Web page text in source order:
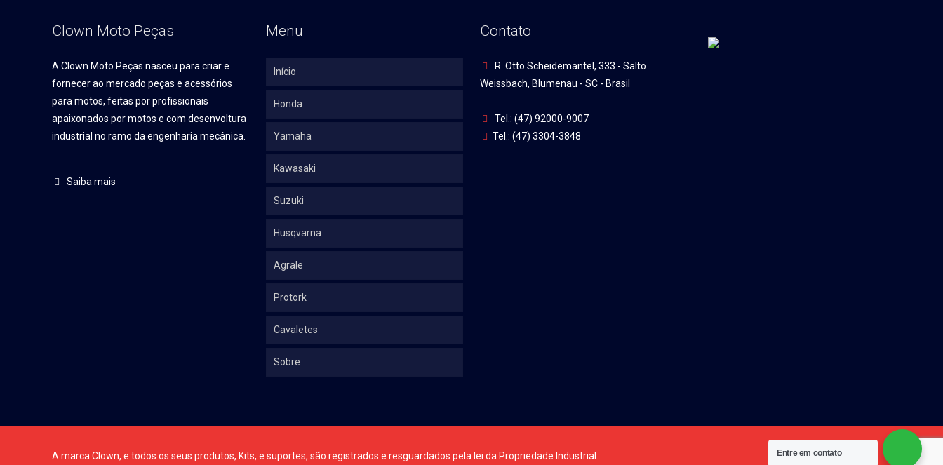
Clown Moto Peças
A Clown Moto Peças nasceu para criar e
fornecer ao mercado peças e acessórios
para motos, feitas por profissionais
apaixonados por motos e com desenvoltura
industrial no ramo da engenharia mecânica.
Saiba mais
Menu
Início
Honda
Yamaha
Kawasaki
Suzuki
Husqvarna
Agrale
Protork
Cavaletes
Sobre
Contato
R. Otto Scheidemantel, 333 - Salto
Weissbach, Blumenau - SC - Brasil
Tel.: (47) 92000-9007
Tel.: (47) 3304-3848
A marca Clown, e todos os seus produtos, Kits, e suportes, são registrados e resguardados pela lei da Propriedade Industrial. Entre em contato